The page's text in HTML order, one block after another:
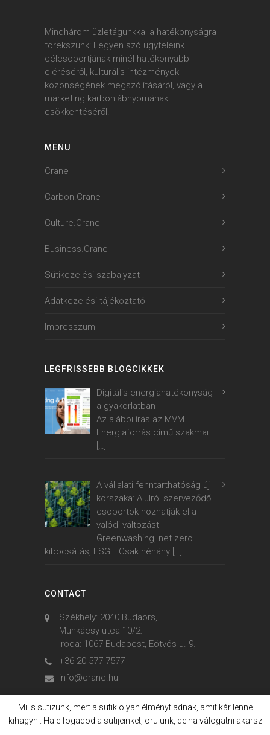
Mindhárom üzletágunkkal a hatékonyságra
törekszünk: Legyen szó ügyfeleink
célcsoportjának minél hatékonyabb
eléréséről, kulturális intézmények
közönségének megszólításáról, vagy a
marketing karbonlábnyomának
csökkentéséről.
MENU
Crane
Carbon.Crane
Culture.Crane
Business.Crane
Sütikezelési szabalyzat
Adatkezelési tájékoztató
Impresszum
LEGFRISSEBB BLOGCIKKEK
Digitális energiahatékonyság
a gyakorlatban
Az alábbi írás az MVM
Energiaforrás című szakmai
A vállalati fenntarthatóság új
korszaka: Alulról szerveződő
csoportok hozhatják el a
valódi változást
Greenwashing, net zero
kibocsátás, ESG… Csak néhány […]
CONTACT
Székhely: 2040 Budaörs,
Munkácsy utca 10/2.
Iroda: 1067 Budapest, Eötvös u. 9.
+36-20-577-7577
info@crane.hu
Mi is sütizünk, mert a sütik olyan élményt adnak, amit kár lenne
kihagyni. Ha elfogadod a sütijeinket, örülünk, de ha válogatni akarsz